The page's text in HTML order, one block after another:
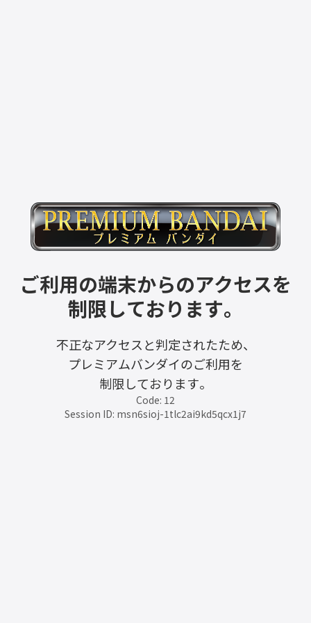
ご利用の端末からのアクセスを
制限しております。
不正なアクセスと判定されたため、
プレミアムバンダイのご利用を
制限しております。
Code: 12
Session ID: msn6sioj-1tlc2ai9kd5qcx1j7